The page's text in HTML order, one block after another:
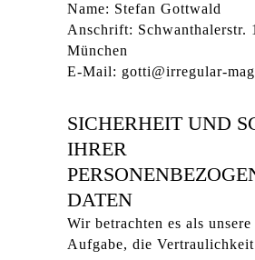
Name: Stefan Gottwald
Anschrift: Schwanthalerstr.
München
E-Mail: gotti@irregular-
SICHERHEIT UND
IHRER
DATEN
Wir betrachten es als
Aufgabe, die